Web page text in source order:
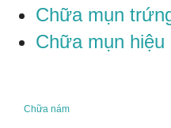
Chữa mụn
Chữa mụn
Chữa nám